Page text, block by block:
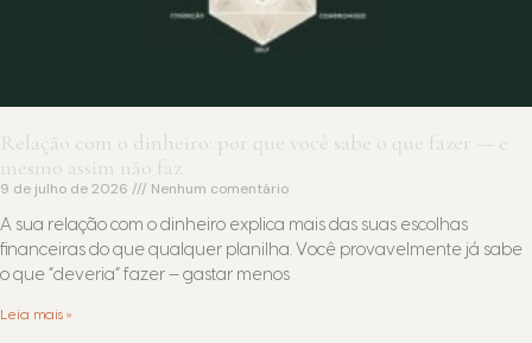
Relação com o dinheiro: por que você sabe o que fazer — e
mesmo assim não faz
9 de julho de 2026 Nenhum comentário
A sua relação com o dinheiro explica mais das suas escolhas
financeiras do que qualquer planilha. Você provavelmente já sabe
o que “deveria” fazer — gastar menos
Leia mais »